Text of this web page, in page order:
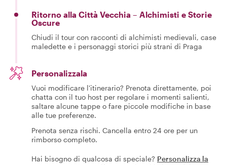
Ritorno alla Città Vecchia – Alchimisti e Storie
Oscure
Chiudi il tour con racconti di alchimisti medievali, case
maledette e i personaggi storici più strani di Praga
Personalizzala
Vuoi modificare l'itinerario? Prenota direttamente, poi
chatta con il tuo host per regolare i momenti salienti,
saltare alcune tappe o fare piccole modifiche in base
alle tue preferenze.
Prenota senza rischi. Cancella entro 24 ore per un
rimborso completo.
Hai bisogno di qualcosa di speciale? Personalizza la